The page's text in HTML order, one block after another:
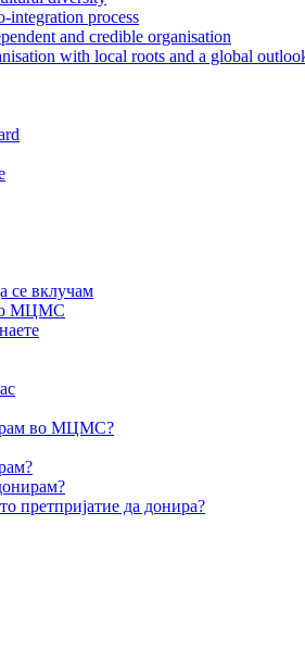
integration process
and credible organisation
with local roots and a global
се вклучам
МЦМС
во МЦМС?
претпријатие да донира?